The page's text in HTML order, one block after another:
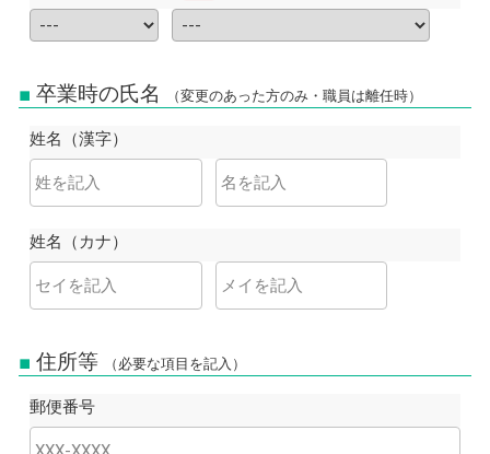
卒業時の氏名 （変更のあった方のみ・職員は離任時）
姓名（漢字）
姓名（カナ）
住所等 （必要な項目を記入）
郵便番号